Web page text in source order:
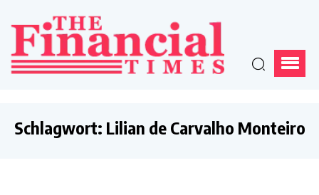
Schlagwort: Lilian de Carvalho Monteiro